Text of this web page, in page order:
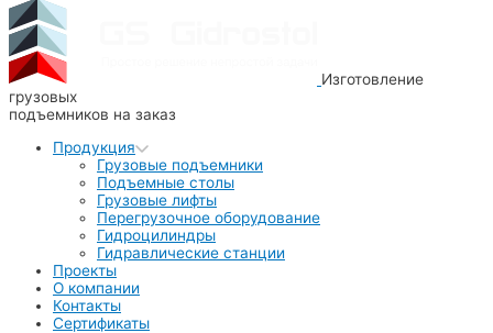
Изготовление
грузовых
подъемников на заказ
Продукция
Грузовые подъемники
Подъемные столы
Грузовые лифты
Перегрузочное оборудование
Гидроцилиндры
Гидравлические станции
Проекты
О компании
Контакты
Сертификаты